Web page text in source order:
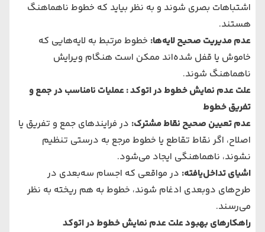
اشتباهات بصری شوند و به نظر بیاید که خطوط ناهماهنگ
هستند.
عدم مدیریت صحیح لایه‌ها: خطوط مرتبط به لایه‌هایی که
خاموش یا قفل شده‌اند ممکن است هنگام ویرایش
ناهماهنگ شوند.
علت عدم نمایش خطوط در اتوکد : عملیات نامناسب در جمع و
تفریق خطوط
عدم تعیین صحیح نقاط مشترک: در فرایندهای جمع و تفریق یا
اصلاح، اگر نقاط تقاطع یا خطوط مرجع به درستی تنظیم
نشوند، ناهماهنگی ایجاد می‌شود.
اشیای تداخل‌یافته: در مواقعی که اجسام سه‌بعدی در
طرح‌های دوبعدی ادغام شوند، خطوط به هم ریخته به نظر
می‌رسند.
راهکارهای بهبود علت عدم نمایش خطوط در اتوکد